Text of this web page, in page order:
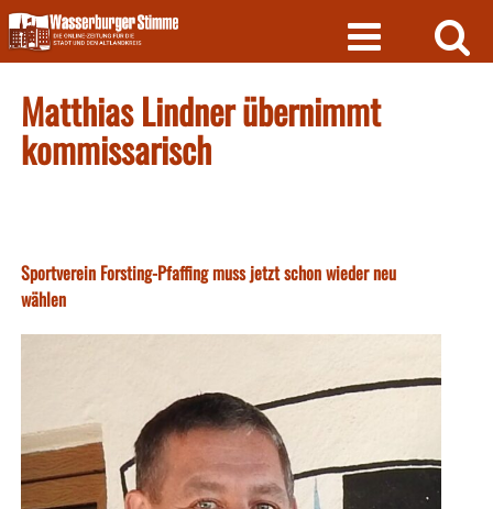
Skip
to
content
Matthias Lindner übernimmt
kommissarisch
Sportverein Forsting-Pfaffing muss jetzt schon wieder neu
wählen